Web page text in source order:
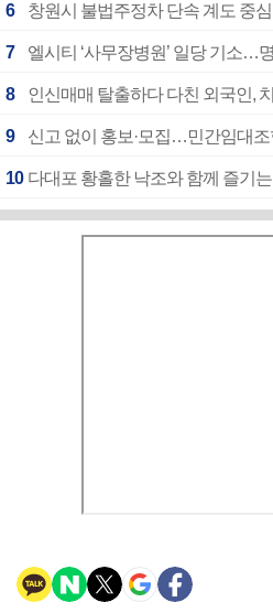
6 창원시 불법주정차 단속 계도 중
7 엘시티 ‘사무장병원’ 일당 기소…
8 인신매매 탈출하다 다친 외국인,
9 신고 없이 홍보·모집…민간임대조
10 다대포 황홀한 낙조와 함께 즐기